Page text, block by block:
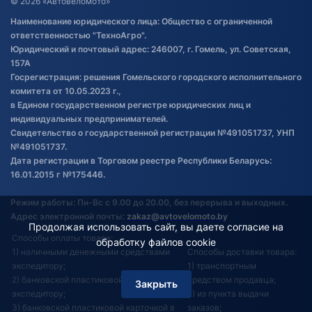
Фильтр
Обработка файлов cookie
Постановка транспорта на учет
Обновления в ЭПТС 2024
Наименование юридического лица: Общество с ограниченной
ответственностью "ТехноАгро".
Юридический и почтовый адрес: 246007, г. Гомель, ул. Советская,
157А
Госрегистрация: решения Гомельского городского исполнительного
комитета от 10.05.2023 г.,
в Едином государственном регистре юридических лиц и
индивидуальных предпринимателей.
Свидетельство о государственной регистрации №491051737, УНП
№491051737.
Дата регистрации в Торговом реестре Республики Беларусь:
16.01.2015 г №175446.
Режим работы: Пн-Вс с 9.00 до 20.00, без перерыва и выходных.
Адрес электронной почты: zakaz@avtovelomoto.by
Способы оплаты товара:
1) наличными денежными средствами
экспедитору;
2) банковской пластиковой карточкой
экспедитору;
3) банковской пластиковой карточкой в
Способы доставки товара:
1) транспортным
средством продавца;
2) из пункта выдачи
заказов;
Продолжая использовать сайт, вы даете согласие на
обработку файлов cookie
Закрыть